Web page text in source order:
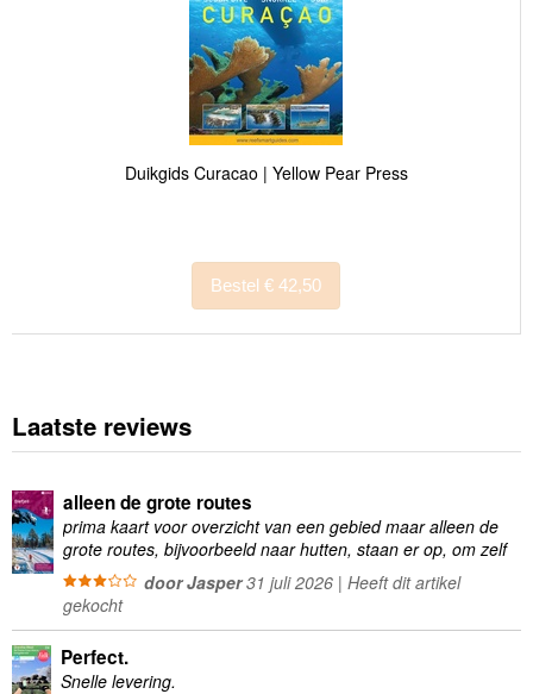
Duikgids Curacao | Yellow Pear Press
Bestel € 42,50
Laatste reviews
alleen de grote routes
prima kaart voor overzicht van een gebied maar alleen de
grote routes, bijvoorbeeld naar hutten, staan er op, om zelf
wandelingen te plannen minder geschikt
door Jasper31 juli 2026 | Heeft dit artikel
gekocht
Perfect.
Snelle levering.